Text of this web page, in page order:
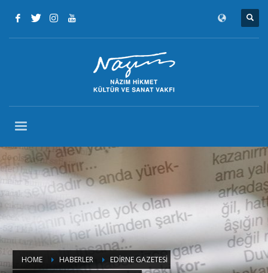
HOME HABERLER
EDİRNE GAZETESİ